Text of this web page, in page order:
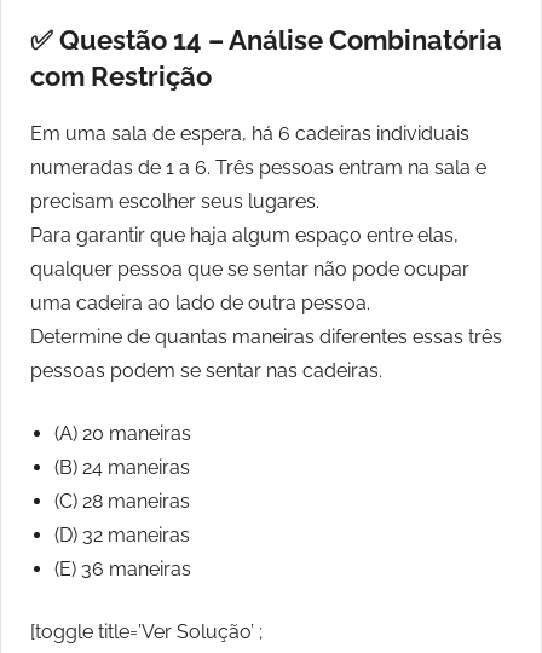
✅ Questão 14 – Análise Combinatória
com Restrição
Em uma sala de espera, há 6 cadeiras individuais
numeradas de 1 a 6. Três pessoas entram na sala e
precisam escolher seus lugares.
Para garantir que haja algum espaço entre elas,
qualquer pessoa que se sentar não pode ocupar
uma cadeira ao lado de outra pessoa.
Determine de quantas maneiras diferentes essas três
pessoas podem se sentar nas cadeiras.
(A) 20 maneiras
(B) 24 maneiras
(C) 28 maneiras
(D) 32 maneiras
(E) 36 maneiras
[toggle title=’Ver Solução’ ;